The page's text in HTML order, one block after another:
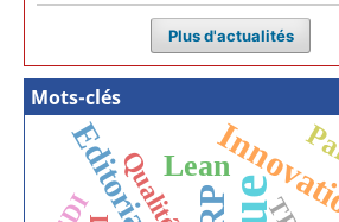
Plus d'actualités
Mots-clés
EditorialLean
Qualité